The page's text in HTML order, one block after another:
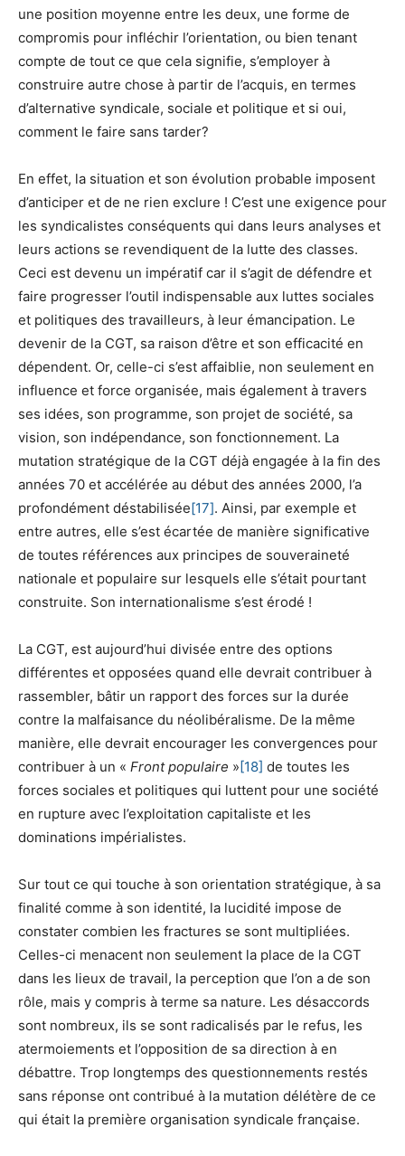
une position moyenne entre les deux, une forme de
compromis pour infléchir l’orientation, ou bien tenant
compte de tout ce que cela signifie, s’employer à
construire autre chose à partir de l’acquis, en termes
d’alternative syndicale, sociale et politique et si oui,
comment le faire sans tarder?
En effet, la situation et son évolution probable imposent
d’anticiper et de ne rien exclure ! C’est une exigence pour
les syndicalistes conséquents qui dans leurs analyses et
leurs actions se revendiquent de la lutte des classes.
Ceci est devenu un impératif car il s’agit de défendre et
faire progresser l’outil indispensable aux luttes sociales
et politiques des travailleurs, à leur émancipation. Le
devenir de la CGT, sa raison d’être et son efficacité en
dépendent. Or, celle-ci s’est affaiblie, non seulement en
influence et force organisée, mais également à travers
ses idées, son programme, son projet de société, sa
vision, son indépendance, son fonctionnement. La
mutation stratégique de la CGT déjà engagée à la fin des
années 70 et accélérée au début des années 2000, l’a
profondément déstabilisée[17]. Ainsi, par exemple et
entre autres, elle s’est écartée de manière significative
de toutes références aux principes de souveraineté
nationale et populaire sur lesquels elle s’était pourtant
construite. Son internationalisme s’est érodé !
La CGT, est aujourd’hui divisée entre des options
différentes et opposées quand elle devrait contribuer à
rassembler, bâtir un rapport des forces sur la durée
contre la malfaisance du néolibéralisme. De la même
manière, elle devrait encourager les convergences pour
contribuer à un « Front populaire »[18] de toutes les
forces sociales et politiques qui luttent pour une société
en rupture avec l’exploitation capitaliste et les
dominations impérialistes.
Sur tout ce qui touche à son orientation stratégique, à sa
finalité comme à son identité, la lucidité impose de
constater combien les fractures se sont multipliées.
Celles-ci menacent non seulement la place de la CGT
dans les lieux de travail, la perception que l’on a de son
rôle, mais y compris à terme sa nature. Les désaccords
sont nombreux, ils se sont radicalisés par le refus, les
atermoiements et l’opposition de sa direction à en
débattre. Trop longtemps des questionnements restés
sans réponse ont contribué à la mutation délétère de ce
qui était la première organisation syndicale française.